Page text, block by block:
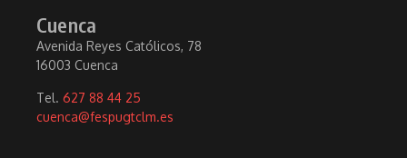
Cuenca
Avenida Reyes Católicos, 78
16003 Cuenca
Tel. 627 88 44 25
cuenca@fespugtclm.es